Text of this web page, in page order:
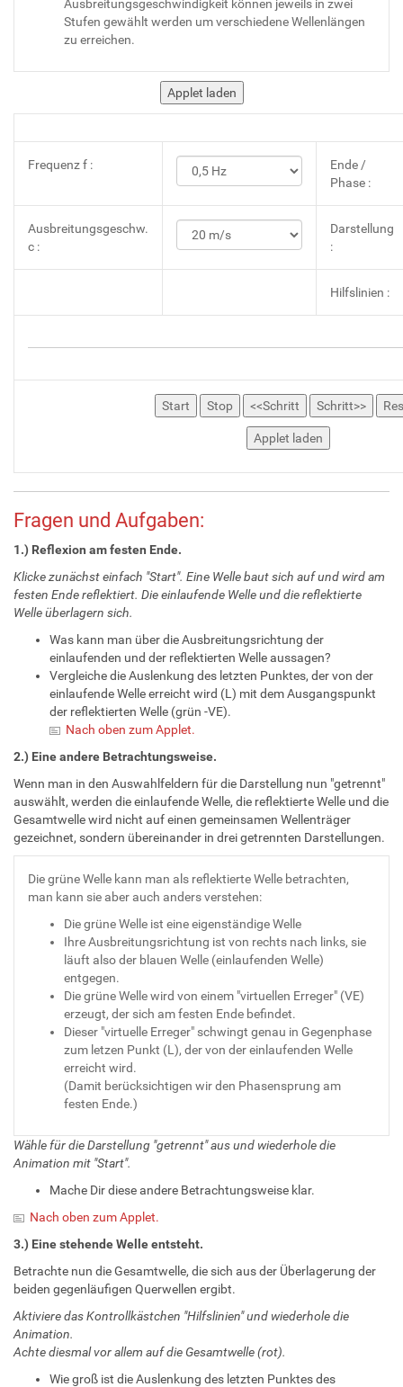
Ausbreitungsgeschwindigkeit können jeweils in zwei
Stufen gewählt werden um verschiedene Wellenlängen
zu erreichen.
Frequenz f :
Ende /
Phase :
Ausbreitungsgeschw.
c :
Darstellung
:
Hilfslinien :
Fragen und Aufgaben:
1.) Reflexion am festen Ende.
Klicke zunächst einfach "Start". Eine Welle baut sich auf und wird am
festen Ende reflektiert. Die einlaufende Welle und die reflektierte
Welle überlagern sich.
Was kann man über die Ausbreitungsrichtung der
einlaufenden und der reflektierten Welle aussagen?
Vergleiche die Auslenkung des letzten Punktes, der von der
einlaufende Welle erreicht wird (L) mit dem Ausgangspunkt
der reflektierten Welle (grün -VE).
Nach oben zum Applet.
2.) Eine andere Betrachtungsweise.
Wenn man in den Auswahlfeldern für die Darstellung nun "getrennt"
auswählt, werden die einlaufende Welle, die reflektierte Welle und die
Gesamtwelle wird nicht auf einen gemeinsamen Wellenträger
gezeichnet, sondern übereinander in drei getrennten Darstellungen.
Die grüne Welle kann man als reflektierte Welle betrachten,
man kann sie aber auch anders verstehen:
Die grüne Welle ist eine eigenständige Welle
Ihre Ausbreitungsrichtung ist von rechts nach links, sie
läuft also der blauen Welle (einlaufenden Welle)
entgegen.
Die grüne Welle wird von einem "virtuellen Erreger" (VE)
erzeugt, der sich am festen Ende befindet.
Dieser "virtuelle Erreger" schwingt genau in Gegenphase
zum letzen Punkt (L), der von der einlaufenden Welle
erreicht wird.
(Damit berücksichtigen wir den Phasensprung am
festen Ende.)
Wähle für die Darstellung "getrennt" aus und wiederhole die
Animation mit "Start".
Mache Dir diese andere Betrachtungsweise klar.
Nach oben zum Applet.
3.) Eine stehende Welle entsteht.
Betrachte nun die Gesamtwelle, die sich aus der Überlagerung der
beiden gegenläufigen Querwellen ergibt.
Aktiviere das Kontrollkästchen "Hilfslinien" und wiederhole die
Animation.
Achte diesmal vor allem auf die Gesamtwelle (rot).
Wie groß ist die Auslenkung des letzten Punktes des